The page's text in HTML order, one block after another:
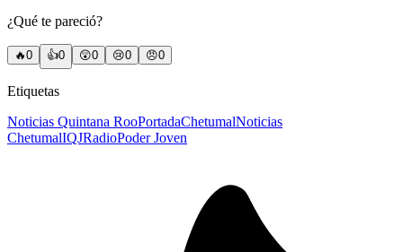
¿Qué te pareció?
🔥0 👍0 😲0 😢0 😠0
Etiquetas
Noticias Quintana RooPortadaChetumalNoticias
ChetumalIQJRadioPoder Joven